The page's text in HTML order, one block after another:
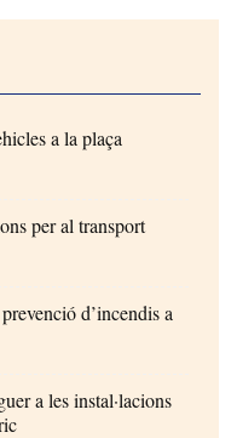
a la plaça
per al transport
d’incendis a
a les instal·lacions